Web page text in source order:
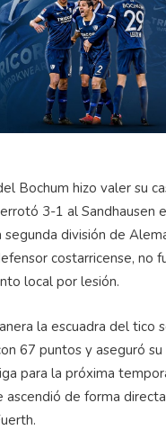
Bochum hizo valer su
3-1 al Sandhausen
división de
costarricense, no
local por lesión.
la escuadra del tico
67 puntos y aseguró su
para la próxima
ascendió de forma